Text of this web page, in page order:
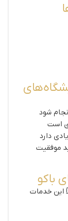
دارد
خدمات